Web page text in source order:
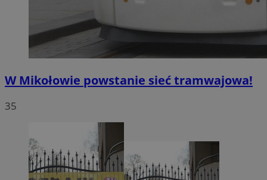
W Mikołowie powstanie sieć tramwajowa!
35